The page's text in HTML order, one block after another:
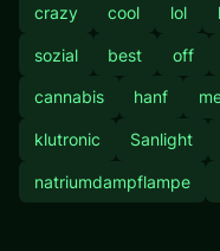
crazy cool lol
sozial best off
cannabis hanf
klutronic Sanlight
natriumdampflampe